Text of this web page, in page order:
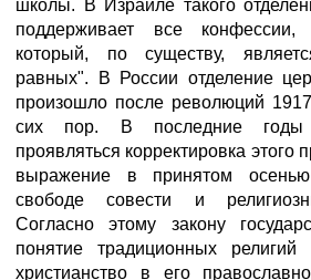
школы. В Израиле такого
поддерживает все конфессии,
который, по существу,
равных". В России отделение
произошло после революций
сих пор. В последние годы
проявляться корректировка
выражение в принятом
свободе совести и
Согласно этому закону
понятие традиционных
христианство в его